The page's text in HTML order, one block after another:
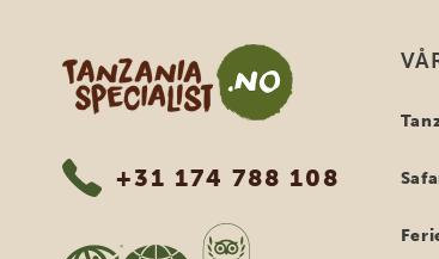
Tanzania Specialist
+31 174 788 108